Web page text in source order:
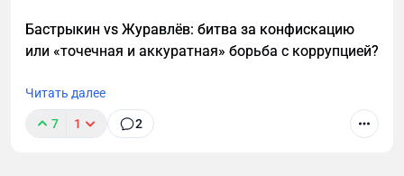
Бастрыкин vs Журавлёв: битва за конфискацию
или «точечная и аккуратная» борьба с коррупцией?
Читать далее
7 1 2